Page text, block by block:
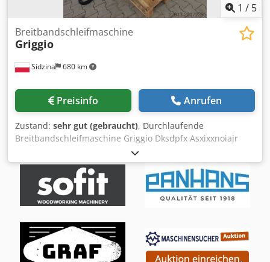
1 / 5
Sidzina 680 km
Breitbandschleifmaschine
Griggio
Preisinfo Anrufen
Zustand: sehr gut (gebraucht), Durchlaufende
Breitbandschleifmaschine Griggio Dksdpfx Asxixxnoiajr
Kombi-Aggregat mit Schleifschuh, gummierter
Kalibrierwalze. Oszillation über Lichtschranke, elektrischer
Tischhub. Abmessungen: Länge 140 cm, Breite 100 cm,
Höhe 210 cm Die Maschine ist in sehr gutem Zustand.